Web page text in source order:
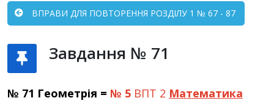
ВПРАВИ ДЛЯ ПОВТОРЕННЯ РОЗДІЛУ 1 № 67 - 87
Завдання № 71
№ 71 Геометрія = № 5 ВПТ 2 Математика